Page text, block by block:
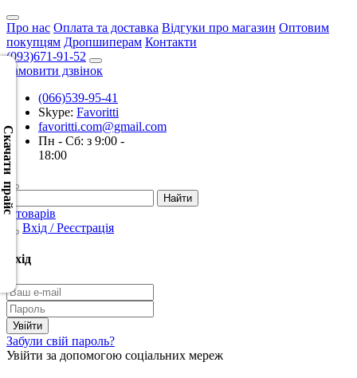
Про нас Оплата та доставка Відгуки про магазин Оптовим
покупцям Дропшиперам Контакти
(093)671-91-52
Замовити дзвінок
(066)539-95-41
Skype: Favoritti
favoritti.com@gmail.com
Пн - Сб: з 9:00 -
18:00
0 товарів
Вхід / Реєстрація
Вхід
Забули свій пароль?
Увійти за допомогою соціальних мереж
Скачати прайс
Скачать
XML
(Розн.)
Скачать
XML
(Опт)
CSV
Скачать
CSV
(Опт)